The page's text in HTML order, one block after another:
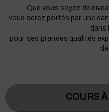
Que vous soyez de
vous serez portés par une
dans
pour ses grandes qualités
COURS